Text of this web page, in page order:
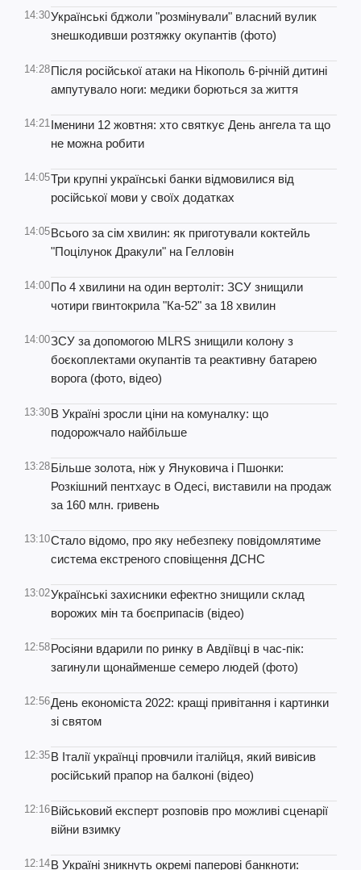
14:30Українські бджоли "розмінували" власний вулик
знешкодивши розтяжку окупантів (фото)
14:28Після російської атаки на Нікополь 6-річній дитині
ампутувало ноги: медики борються за життя
14:21Іменини 12 жовтня: хто святкує День ангела та що
не можна робити
14:05Три крупні українські банки відмовилися від
російської мови у своїх додатках
14:05Всього за сім хвилин: як приготували коктейль
"Поцілунок Дракули" на Гелловін
14:00По 4 хвилини на один вертоліт: ЗСУ знищили
чотири гвинтокрила "Ка-52" за 18 хвилин
14:00ЗСУ за допомогою MLRS знищили колону з
боєкоплектами окупантів та реактивну батарею
ворога (фото, відео)
13:30В Україні зросли ціни на комуналку: що
подорожчало найбільше
13:28Більше золота, ніж у Януковича і Пшонки:
Розкішний пентхаус в Одесі, виставили на продаж
за 160 млн. гривень
13:10Стало відомо, про яку небезпеку повідомлятиме
система екстреного сповіщення ДСНС
13:02Українські захисники ефектно знищили склад
ворожих мін та боєприпасів (відео)
12:58Росіяни вдарили по ринку в Авдіївці в час-пік:
загинули щонайменше семеро людей (фото)
12:56День економіста 2022: кращі привітання і картинки
зі святом
12:35В Італії українці провчили італійця, який вивісив
російський прапор на балконі (відео)
12:16Військовий експерт розповів про можливі сценарії
війни взимку
12:14В Україні зникнуть окремі паперові банкноти: